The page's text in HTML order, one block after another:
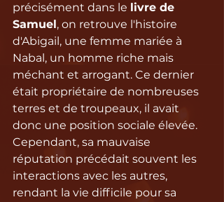
précisément dans le livre de
Samuel, on retrouve l'histoire
d'Abigail, une femme mariée à
Nabal, un homme riche mais
méchant et arrogant. Ce dernier
était propriétaire de nombreuses
terres et de troupeaux, il avait
donc une position sociale élevée.
Cependant, sa mauvaise
réputation précédait souvent les
interactions avec les autres,
rendant la vie difficile pour sa